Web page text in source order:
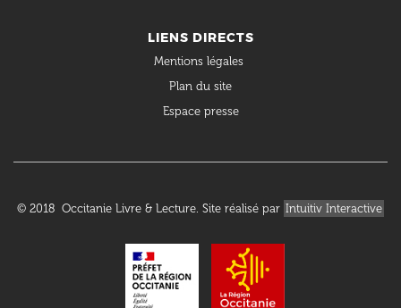
LIENS DIRECTS
Mentions légales
Plan du site
Espace presse
© 2018 Occitanie Livre & Lecture. Site réalisé par Intuitiv Interactive